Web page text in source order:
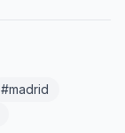
#madrid